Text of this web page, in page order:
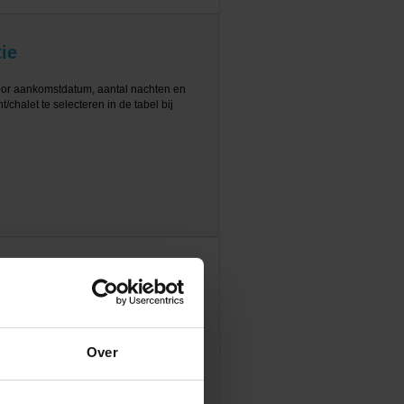
Over
aankomstdatum, aantal nachten en
chalet te selecteren in de tabel bij